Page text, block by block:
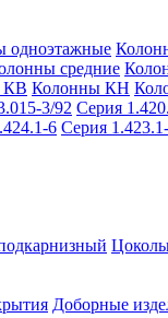
одноэтажные
средние
КВ Колонны КН
3/92 Серия
6 Серия
Доборные